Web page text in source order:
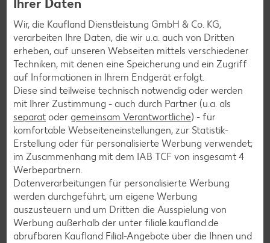
anderem:
Betriebs-, Prozess- und Mitarbeiter-Hygiene
Reinigungsprozesse, -mittel, -verantwortungen, -
zustand
Schulung der Mitarbeiter
Einhaltung der gesetzlichen Temperaturvorgaben
Kennzeichnung von Produkten
Überprüfung der Aufzeichnungen
Weitere Informationen findest du beiTÜV SÜDoder im
Kriterienkatalog zur Zertifizierung
Ihrer Daten
Wir, die Kaufland Dienstleistung GmbH & Co. KG,
verarbeiten Ihre Daten, die wir u.a. auch von Dritten
erheben, auf unseren Webseiten mittels verschiedener
Techniken, mit denen eine Speicherung und ein Zugriff
auf Informationen in Ihrem Endgerät erfolgt.
Diese sind teilweise technisch notwendig oder werden
mit Ihrer Zustimmung - auch durch Partner (u.a. als
separat oder gemeinsam Verantwortliche) - für
komfortable Webseiteneinstellungen, zur Statistik-
Erstellung oder für personalisierte Werbung verwendet;
im Zusammenhang mit dem IAB TCF von insgesamt 4
Werbepartnern.
Datenverarbeitungen für personalisierte Werbung
werden durchgeführt, um eigene Werbung
auszusteuern und um Dritten die Ausspielung von
Werbung außerhalb der unter filiale.kaufland.de
abrufbaren Kaufland Filial-Angebote über die Ihnen und